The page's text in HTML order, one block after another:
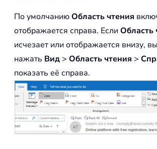
По умолчаниюОбласть чтения
отображается справа. Если Область
исчезает или отображается внизу,
нажать Вид > Область чтения >
показать её справа.